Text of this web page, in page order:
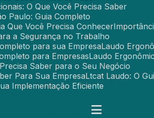
O Que Você Precisa Saber
Paulo: Guia Completo
Que Você Precisa Conhecer
a Segurança no Trabalho
para sua Empresa Laudo
para Empresas Laudo
Saber para o Seu Negócio
Para Sua Empresa Ltcat Laudo: O
Implementação Eficiente